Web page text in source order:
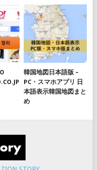
韓国地図日本語版 –
PC・スマホアプリ 日
本語表示韓国地図まと
め